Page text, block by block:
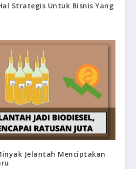
Strategis Untuk Bisnis Yang
Jelantah Menciptakan